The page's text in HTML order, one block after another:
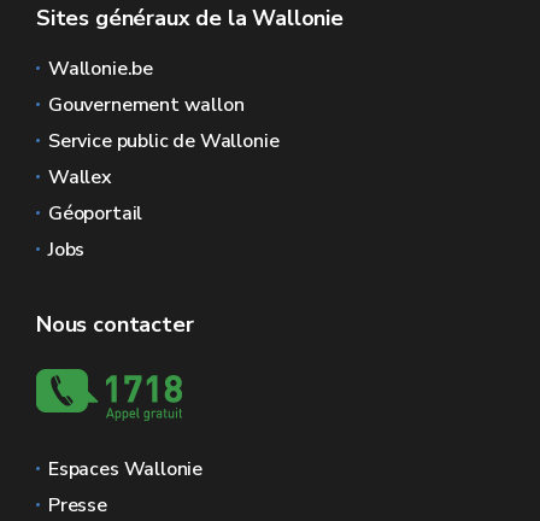
Sites généraux de la Wallonie
Wallonie.be
Gouvernement wallon
Service public de Wallonie
Wallex
Géoportail
Jobs
Nous contacter
Espaces Wallonie
Presse